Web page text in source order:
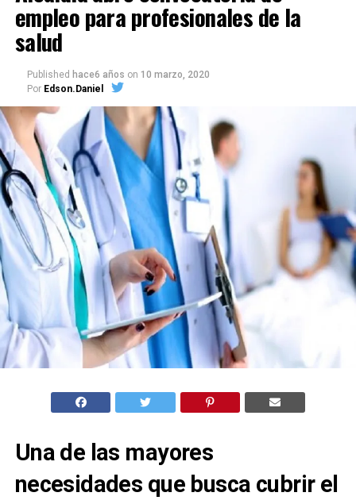
empleo para profesionales de la
salud
Published hace6 años on 10 marzo, 2020
Por Edson.Daniel
Una de las mayores
necesidades que busca cubrir el